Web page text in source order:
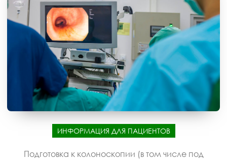
ИНФОРМАЦИЯ ДЛЯ ПАЦИЕНТОВ
Подготовка к колоноскопии (в том числе под